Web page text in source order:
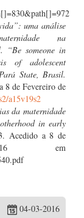
uma análise
na
“Be someone in
of adolescent
State, Brasil.
8 de Fevereiro de
a15v19s2
da maternidade
in early
Acedido a 8 de
em
04-03-2016